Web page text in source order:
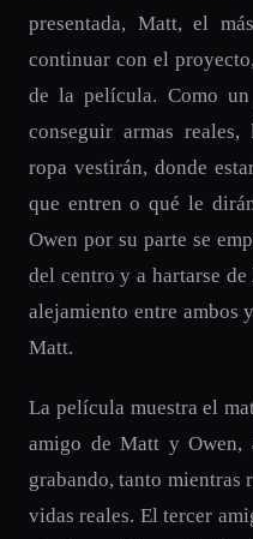
presentada, Matt, el
continuar con el
de la película. Como
conseguir armas
ropa vestirán, donde
que entren o qué le
Owen por su parte se
del centro y a hartarse
alejamiento entre ambos
Matt.
La película muestra el
amigo de Matt y Owen,
grabando, tanto mientras
vidas reales. El tercer